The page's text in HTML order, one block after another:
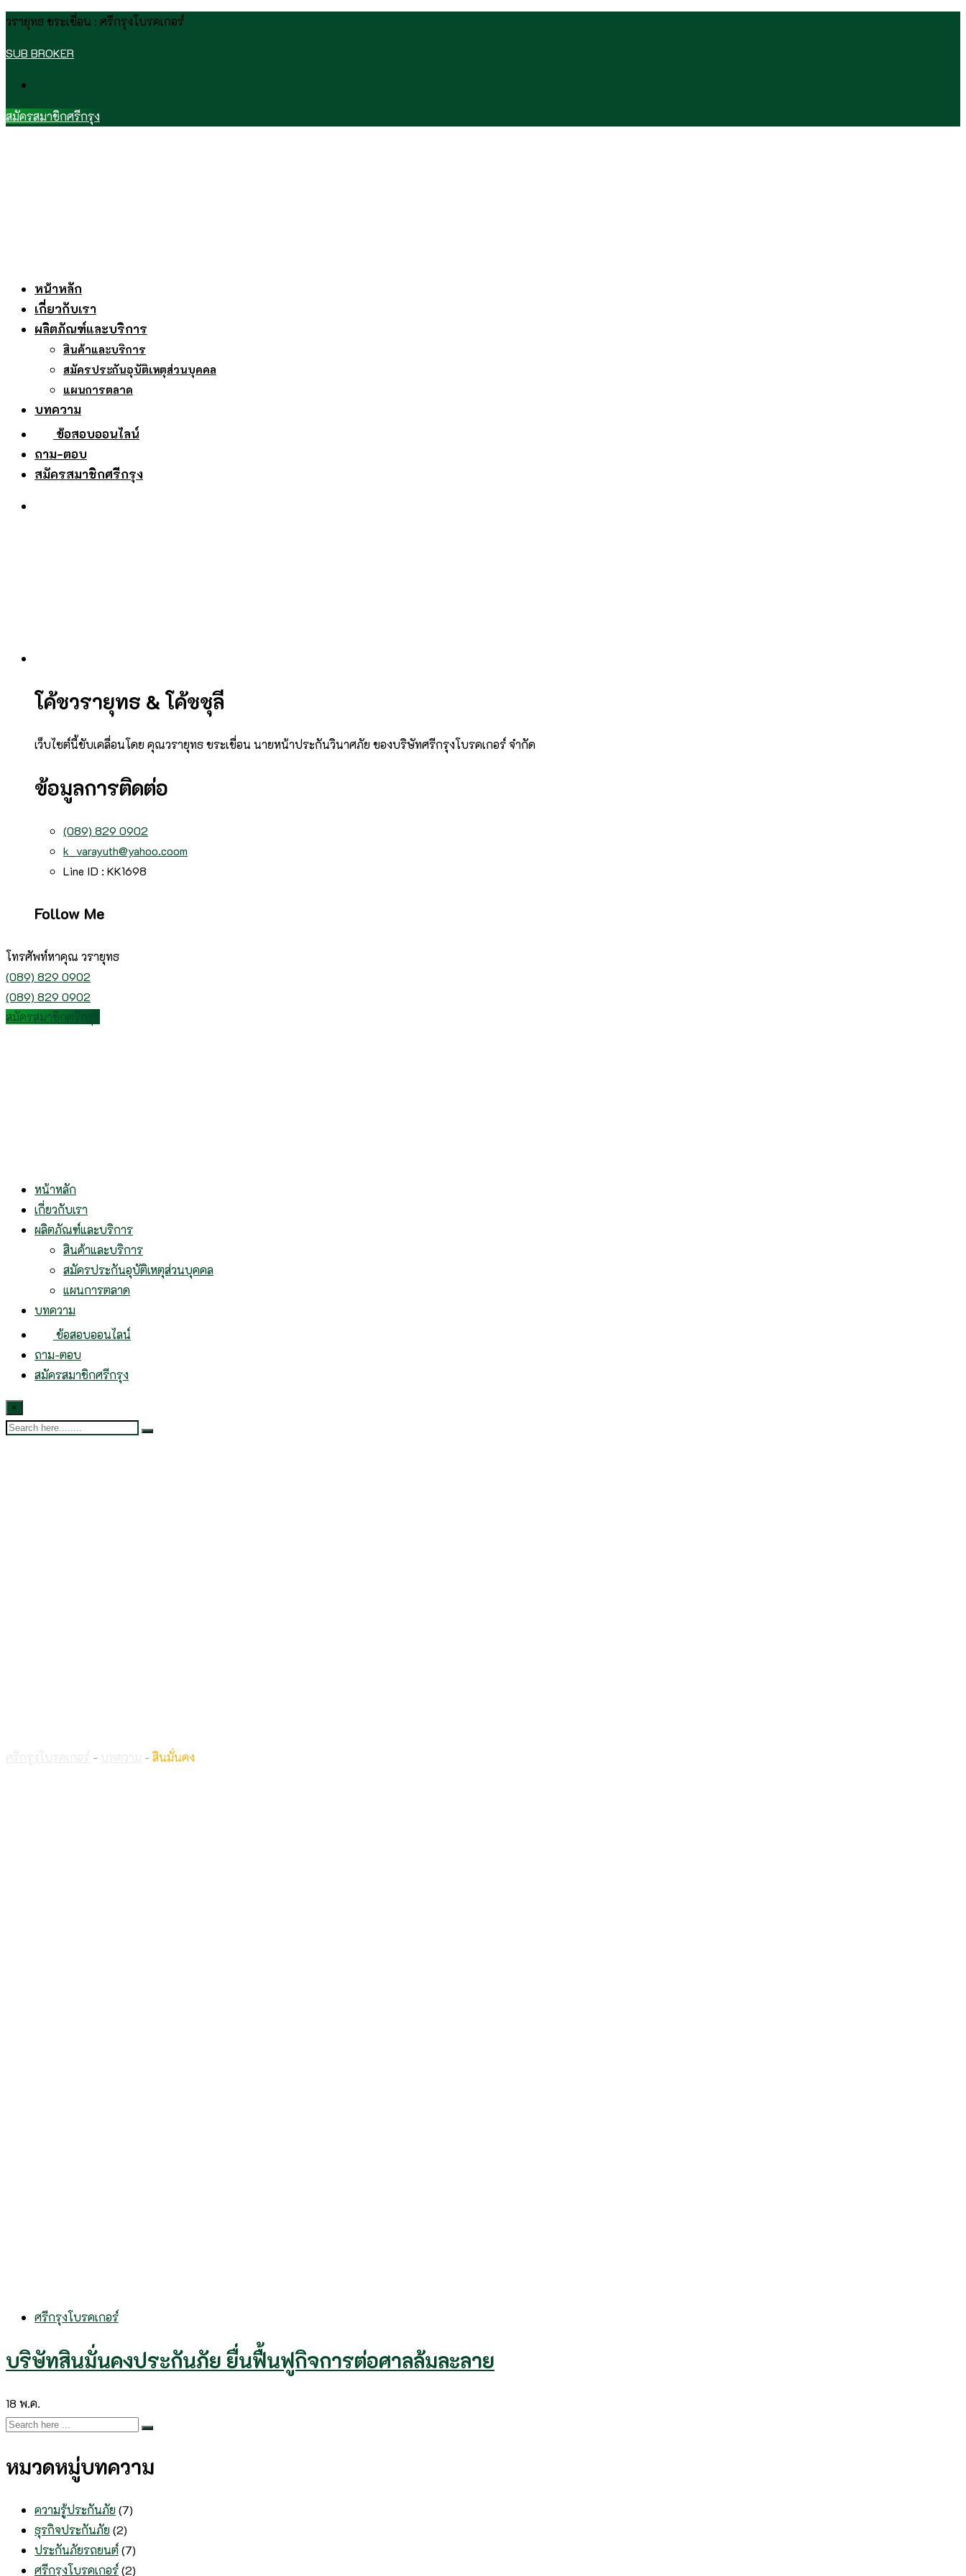
Skip
content
วรายุทธ ขระเขื่อน : ศรีกรุงโบรคเกอร์
SUB BROKER
สมัครสมาชิกศรีกรุง
หน้าหลัก
เกี่ยวกับเรา
ผลิตภัณฑ์และบริการ
สินค้าและบริการ
สมัครประกันอุบัติเหตุส่วนบุคคล
แผนการตลาด
บทความ
ข้อสอบออนไลน์
ถาม-ตอบ
สมัครสมาชิกศรีกรุง
โค้ชวรายุทธ & โค้ชชุลี
เว็บไซต์นี้ขับเคลื่อนโดย คุณวรายุทธ ขระเขื่อน นายหน้าประกันวินาศภัย ของบริษัทศรีกรุงโบรคเกอร์ จำกัด
ข้อมูลการติดต่อ
(089) 829 0902
k_varayuth@yahoo.coom
Line ID : KK1698
Follow Me
โทรศัพท์หาคุณ วรายุทธ
(089) 829 0902
(089) 829 0902
สมัครสมาชิกศรีกรุง
หน้าหลัก
เกี่ยวกับเรา
ผลิตภัณฑ์และบริการ
สินค้าและบริการ
สมัครประกันอุบัติเหตุส่วนบุคคล
แผนการตลาด
บทความ
ข้อสอบออนไลน์
ถาม-ตอบ
สมัครสมาชิกศรีกรุง
×
- -สินมั่นคง
ศรีกรุงโบรคเกอร์
บริษัทสินมั่นคงประกันภัย ยื่นฟื้นฟูกิจการต่อศาลล้มละลาย
18 พ.ค.
หมวดหมู่บทความ
ความรู้ประกันภัย(7)
ธุรกิจประกันภัย(2)
ประกันภัยรถยนต์(7)
ศรีกรุงโบรคเกอร์(2)